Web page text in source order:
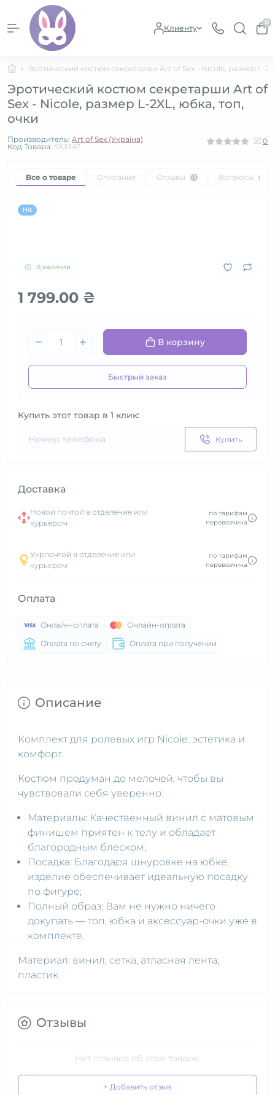
Клиенту
0
Эротический костюм секретарши Art of Sex - Nicole, размер L-
Эротический костюм секретарши Art of
Sex - Nicole, размер L-2XL, юбка, топ,
очки
Производитель: Art of Sex (Україна)
Код Товара: SX3347
0
Все о товаре Описание Отзывы 0 Вопросы
Hit
В наличии
1 799.00 ₴
В корзину
Быстрый заказ
Купить этот товар в 1 клик:
Купить
Доставка
Новой почтой в отделение или
курьером
по тарифам
перевозчика
Укрпочтой в отделение или
курьером
по тарифам
перевозчика
Оплата
Онлайн-оплата
Онлайн-оплата
Оплата по счету
Оплата при получении
Описание
Комплект для ролевых игр Nicole: эстетика и
комфорт.
Костюм продуман до мелочей, чтобы вы
чувствовали себя уверенно:
Материалы: Качественный винил с матовым
финишем приятен к телу и обладает
благородным блеском;
Посадка: Благодаря шнуровке на юбке,
изделие обеспечивает идеальную посадку
по фигуре;
Полный образ: Вам не нужно ничего
докупать — топ, юбка и аксессуар-очки уже в
комплекте.
Материал: винил, сетка, атласная лента,
пластик.
Отзывы
Нет отзывов об этом товаре.
+ Добавить отзыв